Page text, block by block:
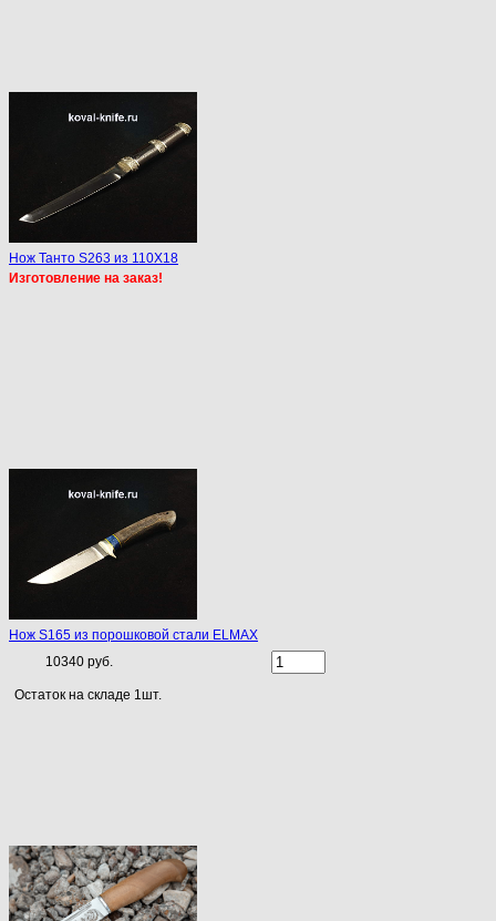
Нож Танто S263 из 110Х18
Изготовление на заказ!
Нож S165 из порошковой стали ELMAX
10340 руб.
Остаток на складе 1шт.